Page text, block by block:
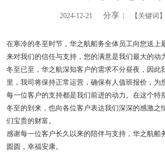
客户案例
新闻资讯
联系我们
2024-12-21 分享： 【关键词
在寒冷的冬至时节，华之航船务全体员工向您送上
来对我们的信任与支持，您的满意是我们最大的动
冬至已至，华之航深知客户的需求不分昼夜，因此
里，我司将保持正常运营，确保有人值班报价，为
每一位客户的支持都是我们前进的动力。在这个特
冬至的到来，也向各位客户表达我们深深的感激之
们宝贵的财富。
感谢每一位客户长久以来的陪伴与支持，华之航船
圆圆，幸福安康。